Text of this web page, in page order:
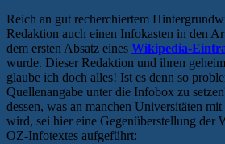
Reich an gut recherchiertem
Redaktion auch einen Infokasten in den
dem ersten Absatz eines Wikipedia-
wurde. Dieser Redaktion und ihren
glaube ich doch alles! Ist es denn so
Quellenangabe unter die Infobox zu
dessen, was an manchen Universitäten
wird, sei hier eine Gegenüberstellung der
OZ-Infotextes aufgeführt: